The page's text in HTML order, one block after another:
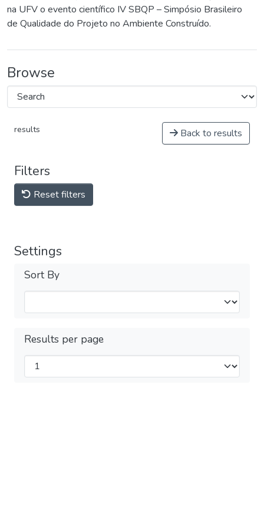
na UFV o evento científico IV SBQP – Simpósio Brasileiro
de Qualidade do Projeto no Ambiente Construído.
Browse
results Back to results
Filters
Reset filters
Settings
Sort By
Results per page